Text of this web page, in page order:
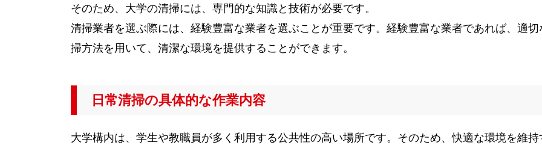
そのため、大学の清掃には、専門的な知識と技術が必要です。
清掃業者を選ぶ際には、経験豊富な業者を選ぶことが重要です。経験豊富な業者であれば、適切
掃方法を用いて、清潔な環境を提供することができます。
日常清掃の具体的な作業内容
大学構内は、学生や教職員が多く利用する公共性の高い場所です。そのため、快適な環境を維持